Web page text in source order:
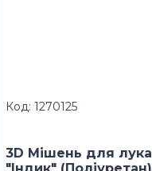
Код: 1270125
3D Мішень для лука